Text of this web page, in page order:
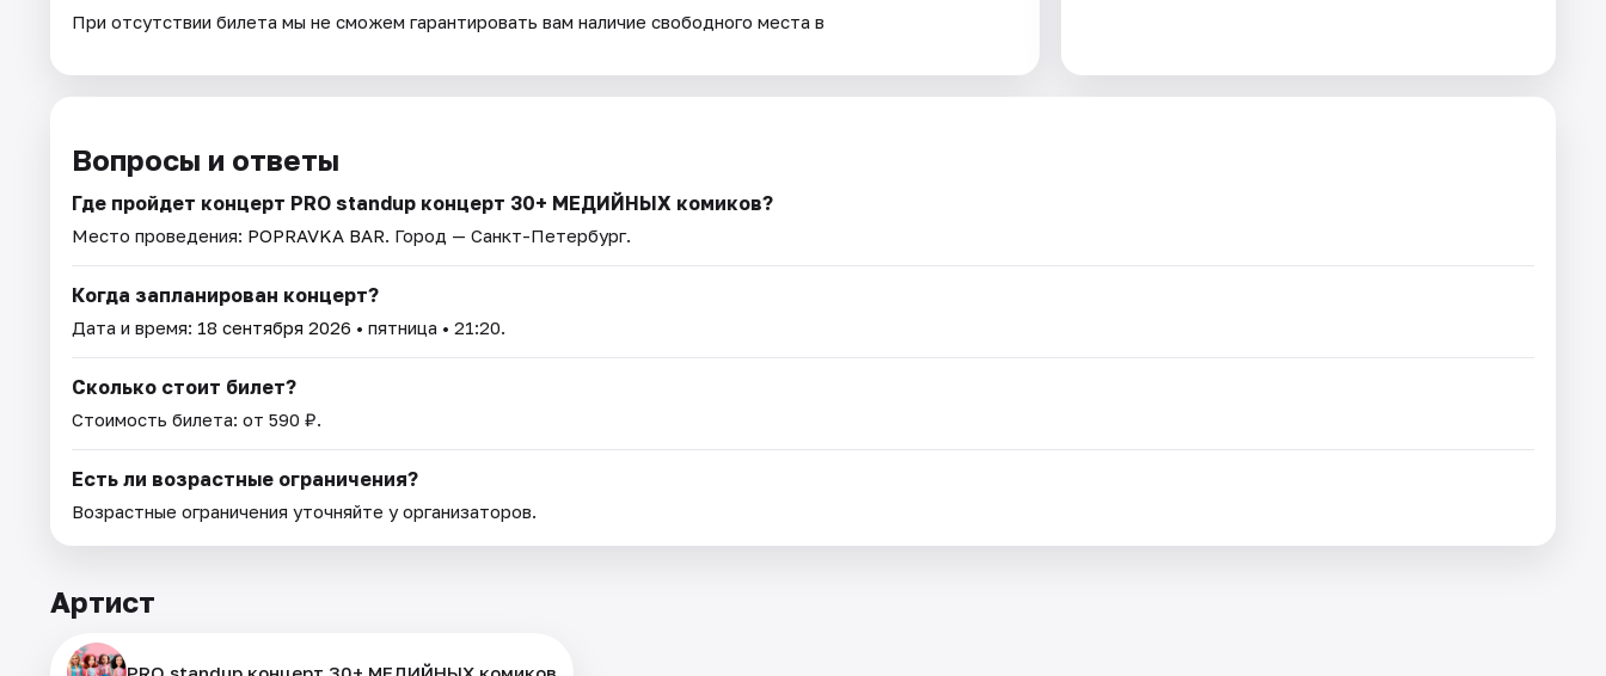
При отсутствии билета мы не сможем гарантировать вам наличие свободного места в
Вопросы и ответы
Где пройдет концерт PRO standup концерт 30+ МЕДИЙНЫХ комиков?
Место проведения: POPRAVKA BAR. Город — Санкт-Петербург.
Когда запланирован концерт?
Дата и время: 18 сентября 2026 • пятница • 21:20.
Сколько стоит билет?
Стоимость билета: от 590 ₽.
Есть ли возрастные ограничения?
Возрастные ограничения уточняйте у организаторов.
Артист